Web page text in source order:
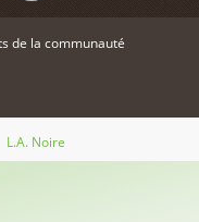
de la communauté
L.A. Noire